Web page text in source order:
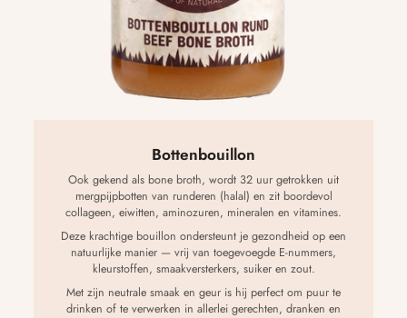
Bottenbouillon
Ook gekend als bone broth, wordt 32 uur getrokken uit
mergpijpbotten van runderen (halal) en zit boordevol
collageen, eiwitten, aminozuren, mineralen en vitamines.
Deze krachtige bouillon ondersteunt je gezondheid op een
natuurlijke manier — vrij van toegevoegde E-nummers,
kleurstoffen, smaakversterkers, suiker en zout.
Met zijn neutrale smaak en geur is hij perfect om puur te
drinken of te verwerken in allerlei gerechten, dranken en